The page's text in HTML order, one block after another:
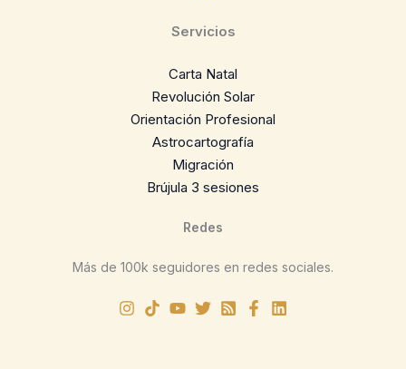
Servicios
Carta Natal
Revolución Solar
Orientación Profesional
Astrocartografía
Migración
Brújula 3 sesiones
Redes
Más de 100k seguidores en redes sociales.